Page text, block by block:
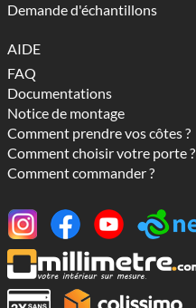
Demande d'échantillons
AIDE
FAQ
Documentations
Notice de montage
Comment prendre vos côtes ?
Comment choisir votre porte ?
Comment commander ?